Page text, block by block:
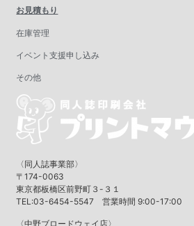
お見積もり
在庫管理
イベント支援申し込み
その他
〈同人誌事業部〉
〒174-0063
東京都板橋区前野町３-３１
TEL:03-6454-5547 営業時間 9:00-17:00
〈中野ブロードウェイ店〉